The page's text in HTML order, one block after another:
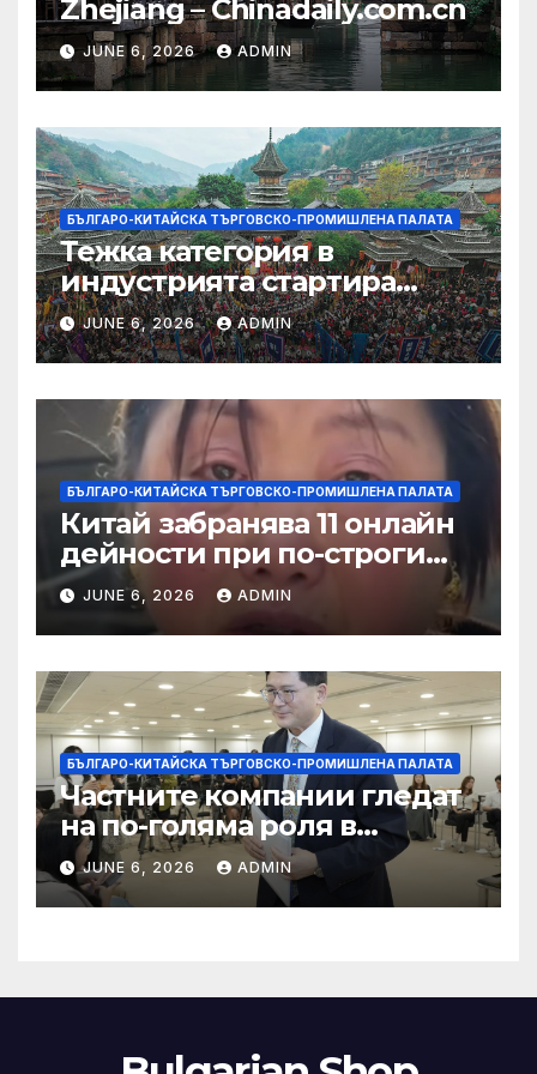
Zhejiang – Chinadaily.com.cn
JUNE 6, 2026 ADMIN
БЪЛГАРО-КИТАЙСКА ТЪРГОВСКО-ПРОМИШЛЕНА ПАЛАТА
Тежка категория в
индустрията стартира
алианс за космическа
слънчева енергия
JUNE 6, 2026 ADMIN
БЪЛГАРО-КИТАЙСКА ТЪРГОВСКО-ПРОМИШЛЕНА ПАЛАТА
Китай забранява 11 онлайн
дейности при по-строги
правила за ограничаване на
слуховете и
кибернасилниците
JUNE 6, 2026 ADMIN
БЪЛГАРО-КИТАЙСКА ТЪРГОВСКО-ПРОМИШЛЕНА ПАЛАТА
Частните компании гледат
на по-голяма роля в
стратегическата
енергетика
JUNE 6, 2026 ADMIN